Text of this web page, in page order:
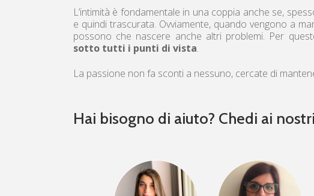
L’intimità è fondamentale in una coppia anche se,
e quindi trascurata. Ovviamente, quando vengono a
possono che nascere anche altri problemi. Per
sotto tutti i punti di vista.
La passione non fa sconti a nessuno, cercate di
Hai bisogno di aiuto? Chedi ai